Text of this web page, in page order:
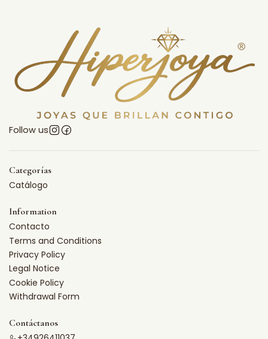
Follow us
Categorías
Catálogo
Information
Contacto
Terms and Conditions
Privacy Policy
Legal Notice
Cookie Policy
Withdrawal Form
Contáctanos